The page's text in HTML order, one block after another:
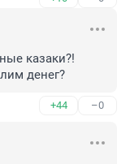
казаки?!
денег?
+44 –0